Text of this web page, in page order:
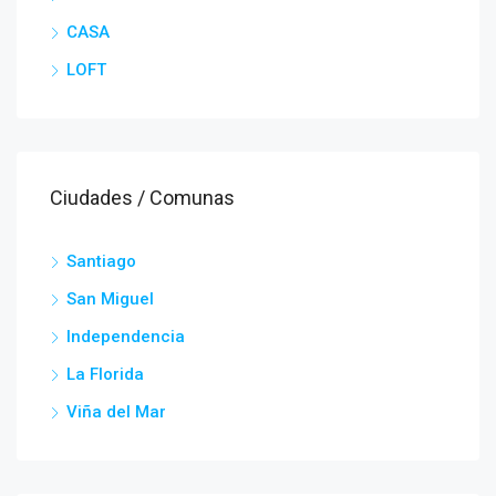
CASA
LOFT
Ciudades / Comunas
Santiago
San Miguel
Independencia
La Florida
Viña del Mar